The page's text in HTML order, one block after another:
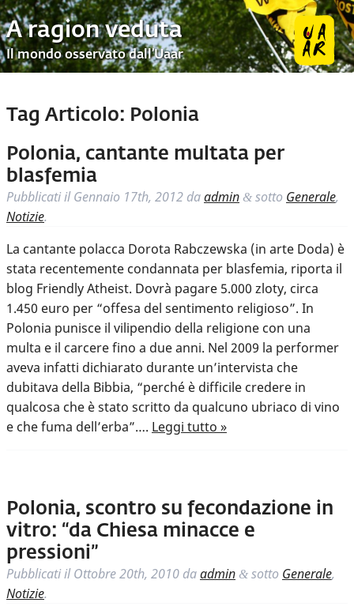
A ragion veduta
Il mondo osservato dall’Uaar
Tag Articolo: Polonia
Polonia, cantante multata per
blasfemia
Pubblicati ilGennaio 17th, 2012 daadmin & sotto Generale,
Notizie.
La cantante polacca Dorota Rabczewska (in arte Doda) è
stata recentemente condannata per blasfemia, riporta il
blog Friendly Atheist. Dovrà pagare 5.000 zloty, circa
1.450 euro per “offesa del sentimento religioso”. In
Polonia punisce il vilipendio della religione con una
multa e il carcere fino a due anni. Nel 2009 la performer
aveva infatti dichiarato durante un’intervista che
dubitava della Bibbia, “perché è difficile credere in
qualcosa che è stato scritto da qualcuno ubriaco di vino
e che fuma dell’erba”…. Leggi tutto »
Polonia, scontro su fecondazione in
vitro: “da Chiesa minacce e
pressioni”
Pubblicati ilOttobre 20th, 2010 daadmin & sotto Generale,
Notizie.